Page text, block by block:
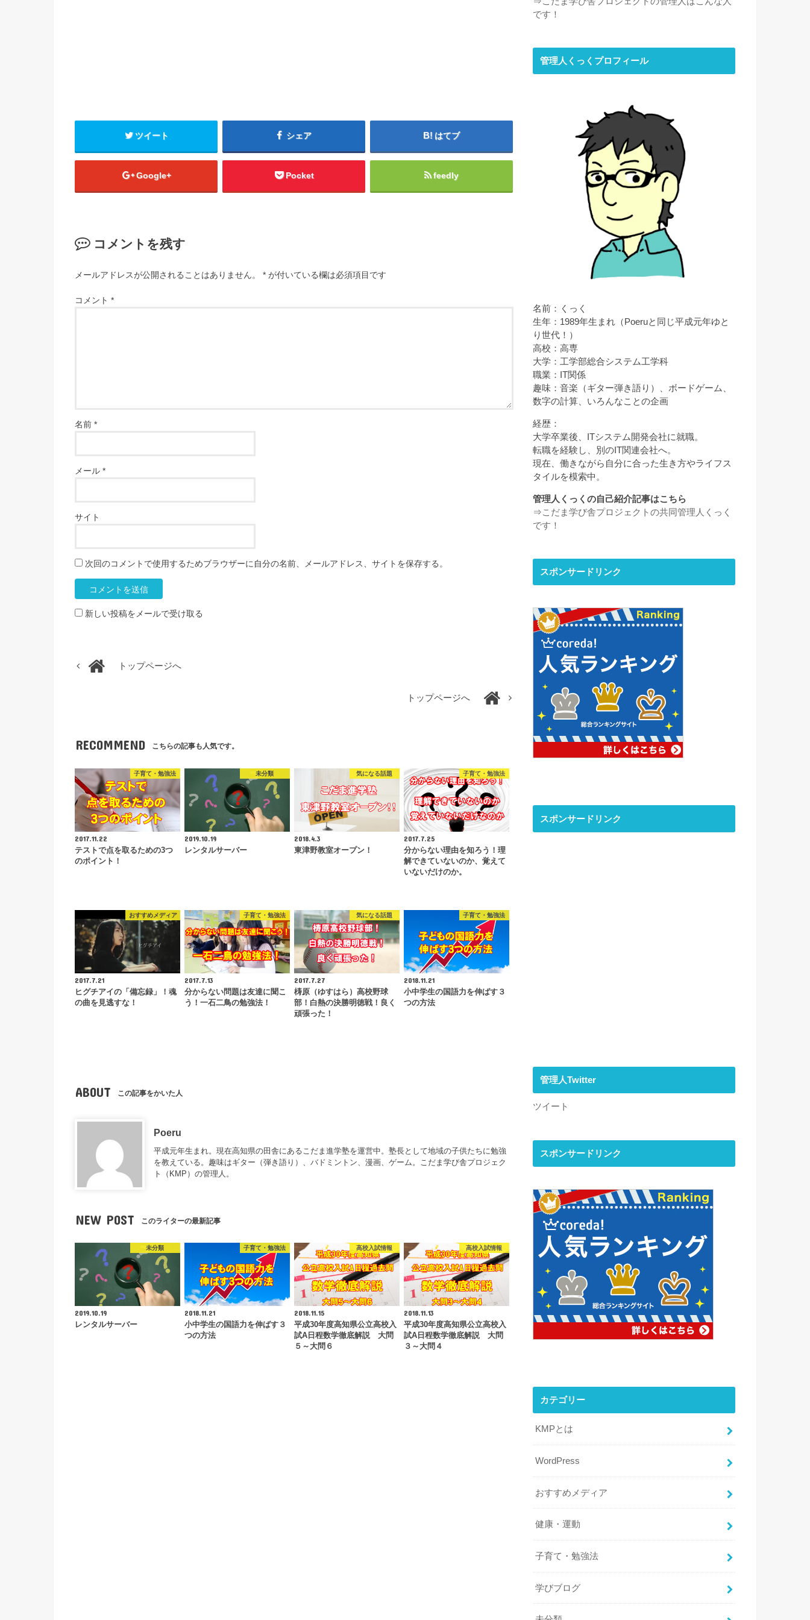
ツイート シェア はてブ
Google+ Pocket feedly
コメントを残す
メールアドレスが公開されることはありません。 * が付いている欄は必須項目です
コメント *
名前 *
メール *
サイト
次回のコメントで使用するためブラウザーに自分の名前、メールアドレス、サイトを保存する。
新しい投稿をメールで受け取る
トップページへ
トップページへ
RECOMMEND こちらの記事も人気です。
子育て・勉強法
2017.11.22
テストで点を取るための3つ
のポイント！
未分類
2019.10.19
レンタルサーバー
気になる話題
2018.4.3
東津野教室オープン！
子育て・勉強法
2017.7.25
分からない理由を知ろう！理
解できていないのか、覚えて
いないだけのか。
おすすめメディア
2017.7.21
ヒグチアイの「備忘録」！魂
の曲を見逃すな！
子育て・勉強法
2017.7.13
分からない問題は友達に聞こ
う！一石二鳥の勉強法！
気になる話題
2017.7.27
梼原（ゆすはら）高校野球
部！白熱の決勝明徳戦！良く
頑張った！
子育て・勉強法
2018.11.21
小中学生の国語力を伸ばす３
つの方法
ABOUT この記事をかいた人
Poeru
平成元年生まれ。現在高知県の田舎にあるこだま進学塾を運営中。塾長として地域の子供たちに勉強
を教えている。趣味はギター（弾き語り）、バドミントン、漫画、ゲーム。こだま学び舎プロジェク
ト（KMP）の管理人。
NEW POST このライターの最新記事
未分類
2019.10.19
レンタルサーバー
子育て・勉強法
2018.11.21
小中学生の国語力を伸ばす３
つの方法
高校入試情報
2018.11.15
平成30年度高知県公立高校入
試A日程数学徹底解説 大問
５～大問６
高校入試情報
2018.11.13
平成30年度高知県公立高校入
試A日程数学徹底解説 大問
３～大問４
です！
管理人くっくプロフィール
名前：くっく
生年：1989年生まれ（Poeruと同じ平成元年ゆと
り世代！）
高校：高専
大学：工学部総合システム工学科
職業：IT関係
趣味：音楽（ギター弾き語り）、ボードゲーム、
数字の計算、いろんなことの企画
経歴：
大学卒業後、ITシステム開発会社に就職。
転職を経験し、別のIT関連会社へ。
現在、働きながら自分に合った生き方やライフス
タイルを模索中。
管理人くっくの自己紹介記事はこちら
⇒こだま学び舎プロジェクトの共同管理人くっく
です！
スポンサードリンク
スポンサードリンク
管理人Twitter
ツイート
スポンサードリンク
カテゴリー
KMPとは
WordPress
おすすめメディア
健康・運動
子育て・勉強法
学びブログ